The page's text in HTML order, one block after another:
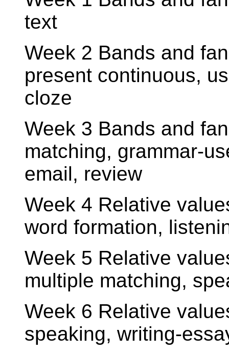
text
Week 2 Bands and
present continuous,
cloze
Week 3 Bands and
matching, grammar-
email, review
Week 4 Relative
word formation,
Week 5 Relative
multiple matching,
Week 6 Relative
speaking, writing-